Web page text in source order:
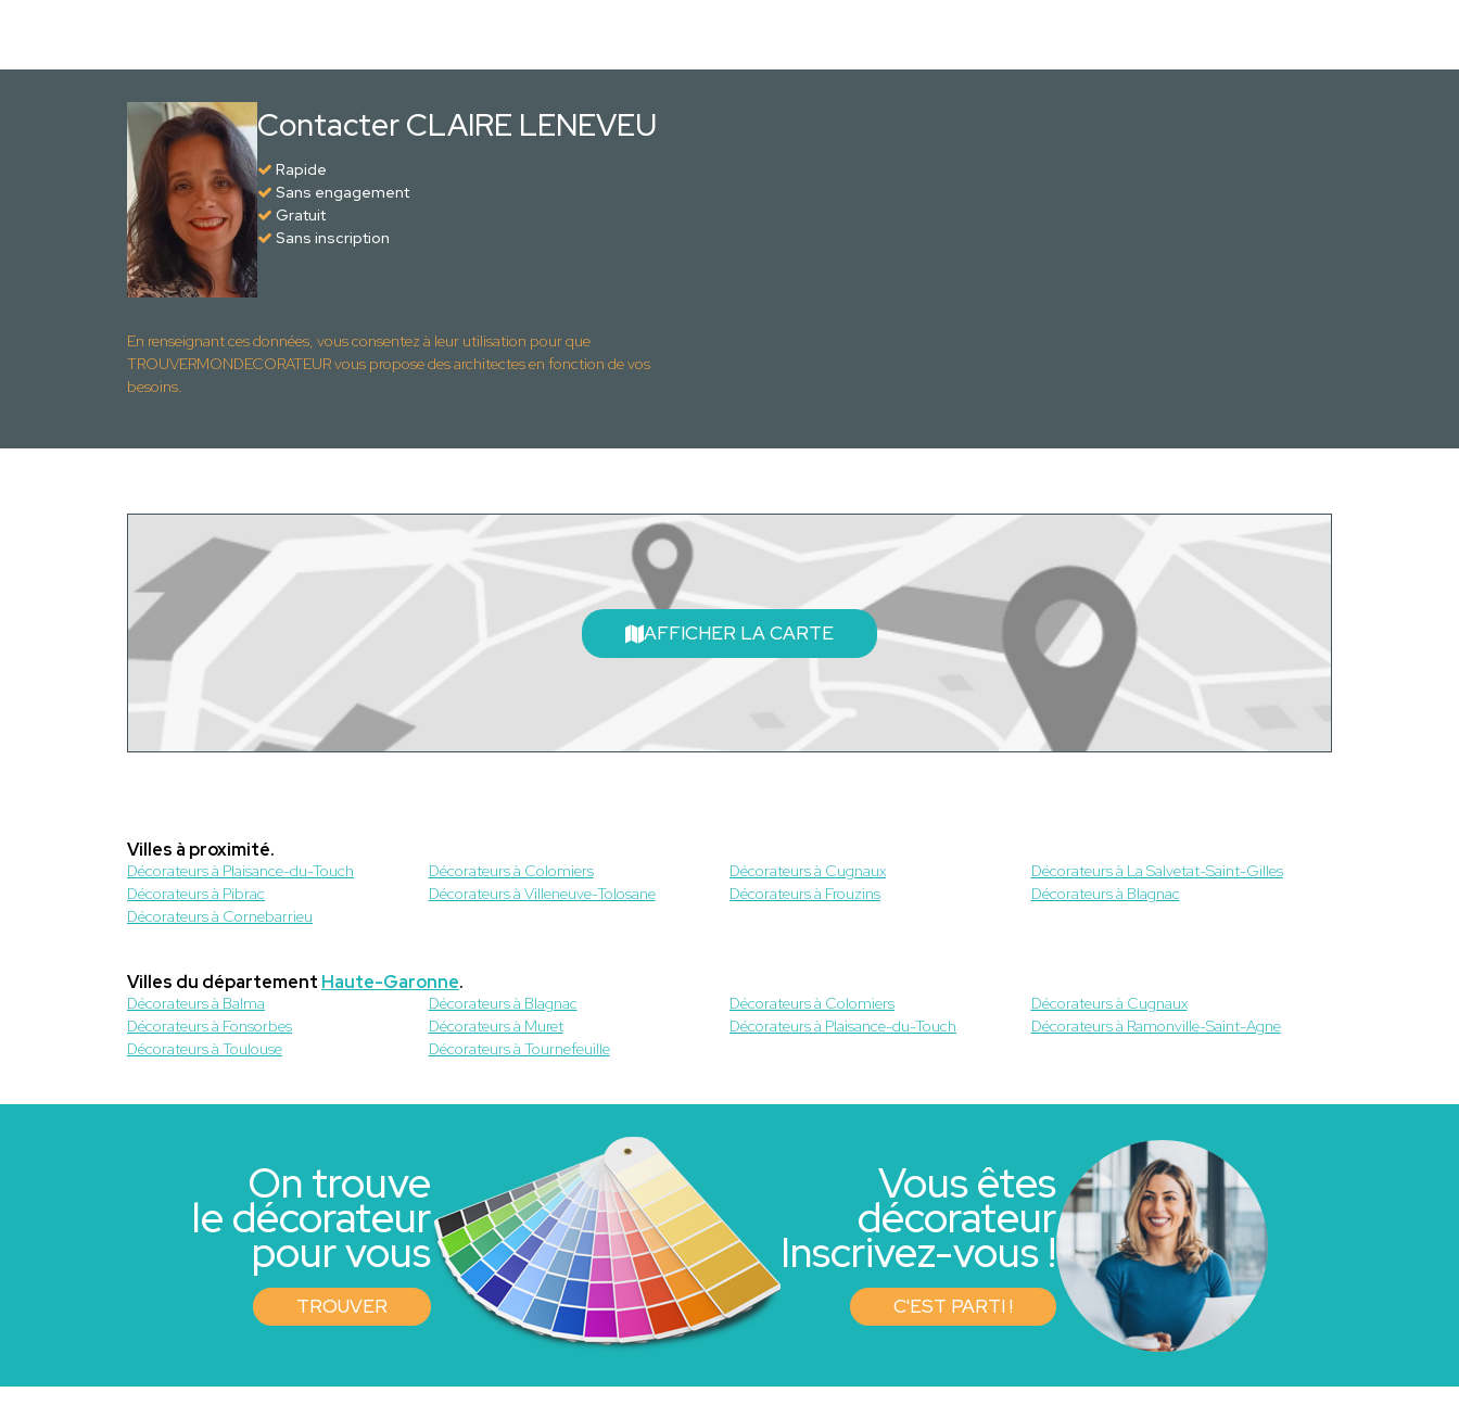
Contacter CLAIRE LENEVEU
Rapide
Sans engagement
Gratuit
Sans inscription
En renseignant ces données, vous consentez à leur utilisation pour que
TROUVERMONDECORATEUR vous propose des architectes en fonction de vos
besoins.
AFFICHER LA CARTE
Villes à proximité.
Décorateurs à Plaisance-du-Touch Décorateurs à Colomiers Décorateurs à Cugnaux
Décorateurs à La Salvetat-Saint-Gilles
Décorateurs à Pibrac
Décorateurs à Villeneuve-Tolosane Décorateurs à Frouzins
Décorateurs à Blagnac
Décorateurs à Cornebarrieu
Villes du département Haute-Garonne.
Décorateurs à Balma Décorateurs à Blagnac Décorateurs à Colomiers
Décorateurs à Cugnaux
Décorateurs à Fonsorbes
Décorateurs à Muret Décorateurs à Plaisance-du-Touch
Décorateurs à Ramonville-Saint-Agne
Décorateurs à Toulouse
Décorateurs à Tournefeuille
On trouve
le décorateur
pour vous
TROUVER
Vous êtes
décorateur
Inscrivez-vous !
C'EST PARTI !